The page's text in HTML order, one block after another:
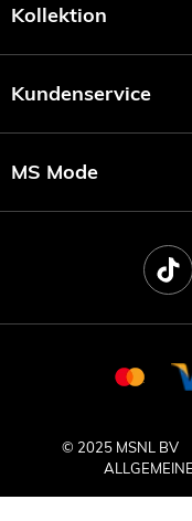
Kollektion
Kundenservice
MS Mode
© 2025 MSNL BV